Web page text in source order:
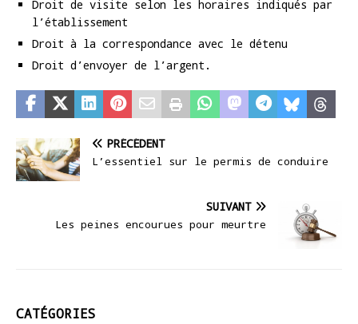
Droit de visite selon les horaires indiqués par
l’établissement
Droit à la correspondance avec le détenu
Droit d’envoyer de l’argent.
PRÉCÉDENT
L’essentiel sur le permis de conduire
SUIVANT
Les peines encourues pour meurtre
CATÉGORIES